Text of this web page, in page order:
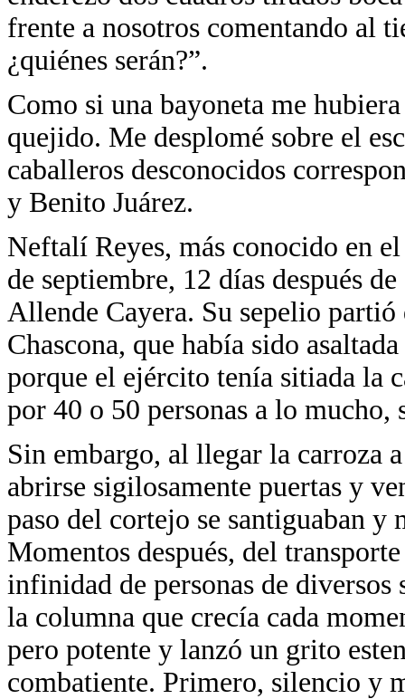
frente a nosotros comentando al
¿quiénes serán?”.
Como si una bayoneta me
quejido. Me desplomé sobre el
caballeros desconocidos
y Benito Juárez.
Neftalí Reyes, más conocido en
de septiembre, 12 días después
Allende Cayera. Su sepelio
Chascona, que había sido
porque el ejército tenía sitiada la
por 40 o 50 personas a lo
Sin embargo, al llegar la carroza
abrirse sigilosamente puertas y
paso del cortejo se santiguaban y
Momentos después, del
infinidad de personas de diversos
la columna que crecía cada
pero potente y lanzó un grito
combatiente. Primero, silencio y